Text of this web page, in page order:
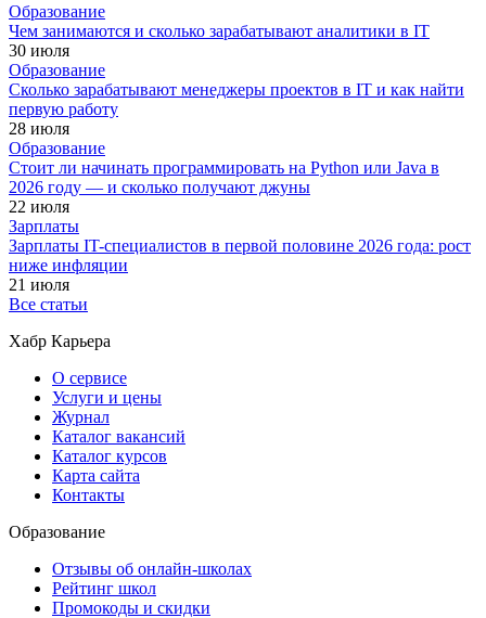
Образование
Чем занимаются и сколько зарабатывают аналитики в IT
30 июля
Образование
Сколько зарабатывают менеджеры проектов в IT и как найти
первую работу
28 июля
Образование
Стоит ли начинать программировать на Python или Java в
2026 году — и сколько получают джуны
22 июля
Зарплаты
Зарплаты IT-специалистов в первой половине 2026 года: рост
ниже инфляции
21 июля
Все статьи
Хабр Карьера
О сервисе
Услуги и цены
Журнал
Каталог вакансий
Каталог курсов
Карта сайта
Контакты
Образование
Отзывы об онлайн-школах
Рейтинг школ
Промокоды и скидки